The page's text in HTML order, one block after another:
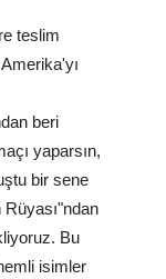
teslim
beri
yaparsın,
bir sene
Bu
isimler